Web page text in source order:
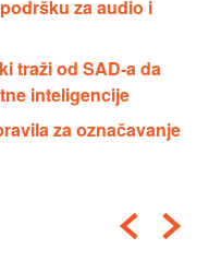
za audio i
traži od SAD-a da
inteligencije
za označavanje